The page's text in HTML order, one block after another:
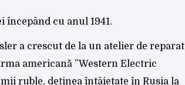
cu anul 1941.
a crescut de la un atelier de reparat
americană ”Western Electric
ruble, deținea întâietate în Rusia la